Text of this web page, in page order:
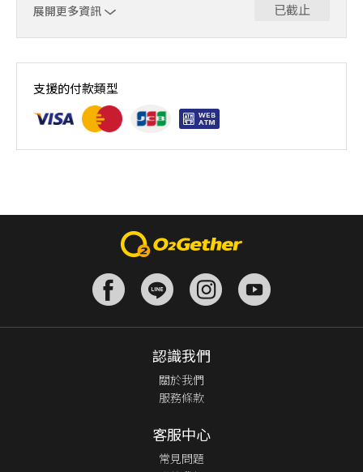
展開更多資訊
已截止
一對一 全方位客製化教學，安排最適合你的課程。
支援的付款類型
認識我們
關於我們
服務條款
客服中心
常見問題